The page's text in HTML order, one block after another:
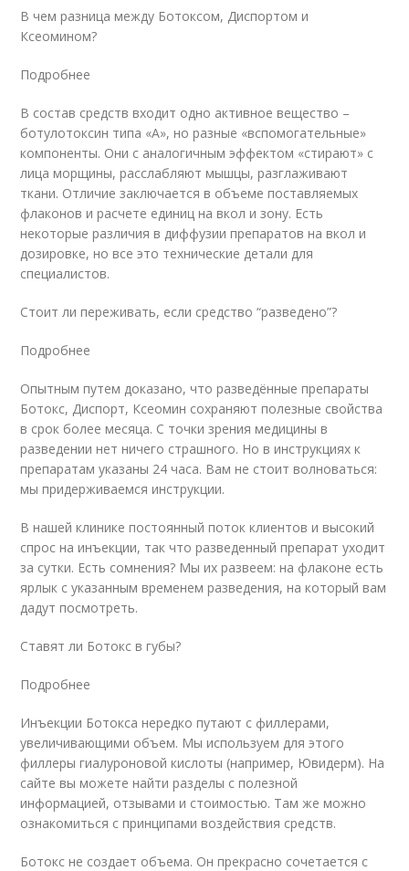
В чем разница между Ботоксом, Диспортом и
Ксеомином?
Подробнее
В состав средств входит одно активное вещество –
ботулотоксин типа «А», но разные «вспомогательные»
компоненты. Они с аналогичным эффектом «стирают» с
лица морщины, расслабляют мышцы, разглаживают
ткани. Отличие заключается в объеме поставляемых
флаконов и расчете единиц на вкол и зону. Есть
некоторые различия в диффузии препаратов на вкол и
дозировке, но все это технические детали для
специалистов.
Стоит ли переживать, если средство “разведено”?
Подробнее
Опытным путем доказано, что разведённые препараты
Ботокс, Диспорт, Ксеомин сохраняют полезные свойства
в срок более месяца. С точки зрения медицины в
разведении нет ничего страшного. Но в инструкциях к
препаратам указаны 24 часа. Вам не стоит волноваться:
мы придерживаемся инструкции.
В нашей клинике постоянный поток клиентов и высокий
спрос на инъекции, так что разведенный препарат уходит
за сутки. Есть сомнения? Мы их развеем: на флаконе есть
ярлык с указанным временем разведения, на который вам
дадут посмотреть.
Ставят ли Ботокс в губы?
Подробнее
Инъекции Ботокса нередко путают с филлерами,
увеличивающими объем. Мы используем для этого
филлеры гиалуроновой кислоты (например, Ювидерм). На
сайте вы можете найти разделы с полезной
информацией, отзывами и стоимостью. Там же можно
ознакомиться с принципами воздействия средств.
Ботокс не создает объема. Он прекрасно сочетается с